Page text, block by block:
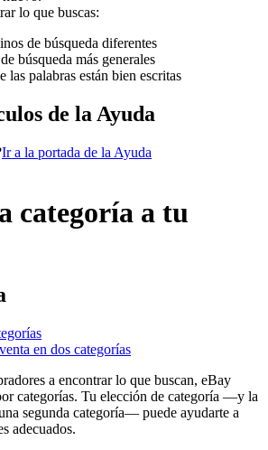
lo que buscas:
de búsqueda diferentes
búsqueda más generales
las palabras están bien escritas
de la Ayuda
Ir a la portada de la Ayuda
categoría a tu
en dos categorías
a encontrar lo que buscan, eBay
categorías. Tu elección de categoría —y la
segunda categoría— puede ayudarte a
adecuados.